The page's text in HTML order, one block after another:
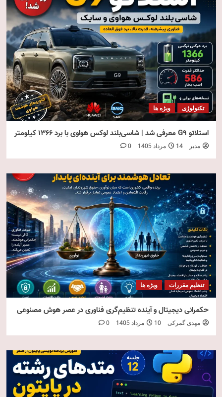
تکنولوژی ویژه ها
استلاتو G9 معرفی شد | شاسی‌بلند لوکس هواوی با برد ۱۳۶۶ کیلومتر
مدیر 14 مرداد 1405 0
تنظیم مقررات ویژه ها
حکمرانی دیجیتال و آینده تنظیم‌گری فناوری در عصر هوش مصنوعی
مهدی گمرکی 10 مرداد 1405 0